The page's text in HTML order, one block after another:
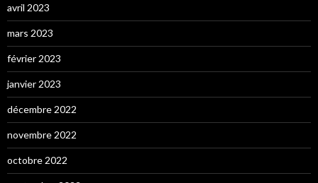
avril 2023
mars 2023
février 2023
janvier 2023
décembre 2022
novembre 2022
octobre 2022